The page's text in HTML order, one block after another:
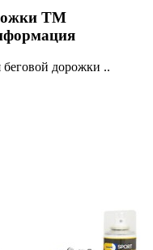
ТМ
беговой дорожки ..